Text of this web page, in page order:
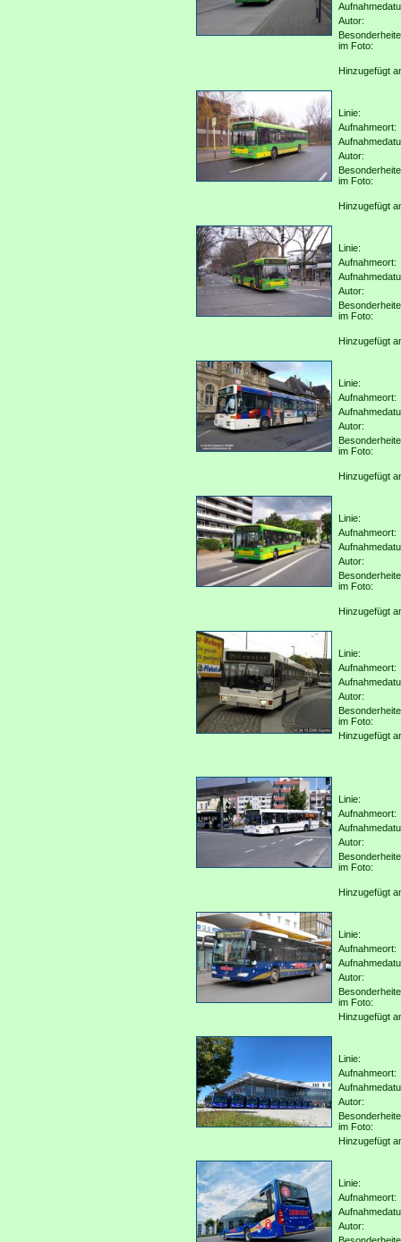
Autor:
im Foto:
Hinzugefügt
Linie:
Aufnahmeort:
Autor:
im Foto:
Hinzugefügt
Linie:
Aufnahmeort:
Autor:
im Foto:
Hinzugefügt
Linie:
Aufnahmeort:
Autor:
im Foto:
Hinzugefügt
Linie:
Aufnahmeort:
Autor:
im Foto:
Hinzugefügt
Linie:
Aufnahmeort:
Autor:
im Foto:
Hinzugefügt
Linie:
Aufnahmeort:
Autor:
im Foto:
Hinzugefügt
Linie:
Aufnahmeort:
Autor:
im Foto:
Hinzugefügt
Linie:
Aufnahmeort:
Autor:
im Foto:
Hinzugefügt
Linie:
Aufnahmeort:
Autor: